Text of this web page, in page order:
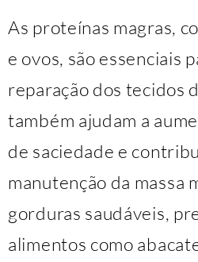
As proteínas magras,
e ovos, são essenciais
reparação dos tecidos
também ajudam a
de saciedade e
manutenção da massa
gorduras saudáveis,
alimentos como